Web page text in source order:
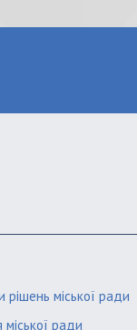
рішень міської ради
міської ради